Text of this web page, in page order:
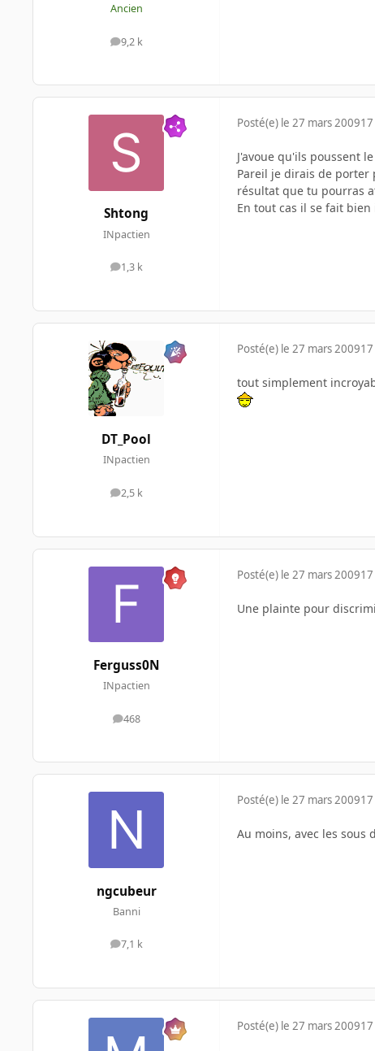
Ancien
9,2 k
messages
Shtong
INpactien
1,3 k
messages
Posté(e) le 27 mars 2009
J'avoue qu'ils poussent
Pareil je dirais de porter
résultat que tu pourras
En tout cas il se fait
DT_Pool
INpactien
2,5 k
messages
Posté(e) le 27 mars 2009
tout simplement
Ferguss0N
INpactien
468
messages
Posté(e) le 27 mars 2009
Une plainte pour
ngcubeur
Banni
7,1 k
messages
Posté(e) le 27 mars 2009
Au moins, avec les
Posté(e) le 27 mars 2009